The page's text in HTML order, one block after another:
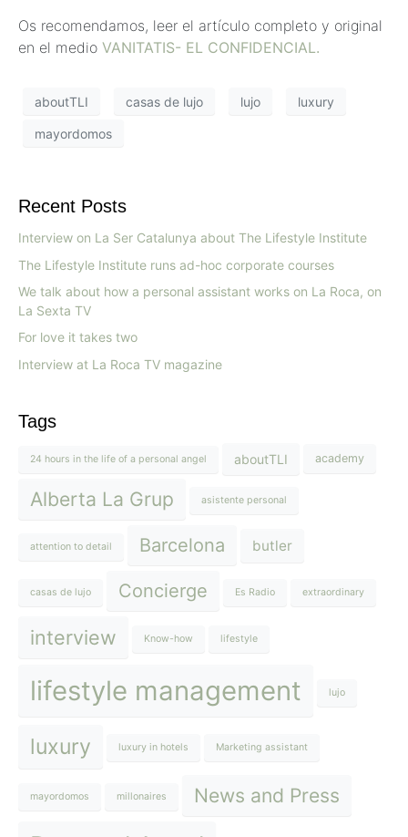
Os recomendamos, leer el artículo completo y original
en el medio VANITATIS- EL CONFIDENCIAL.
aboutTLI casas de lujo lujo luxury
mayordomos
Recent Posts
Interview on La Ser Catalunya about The Lifestyle Institute
The Lifestyle Institute runs ad-hoc corporate courses
We talk about how a personal assistant works on La Roca, on
La Sexta TV
For love it takes two
Interview at La Roca TV magazine
Tags
24 hours in the life of a personal angel aboutTLI academy
Alberta La Grup asistente personal
attention to detail Barcelona butler
casas de lujo Concierge Es Radio extraordinary
interview Know-how lifestyle
lifestyle management lujo
luxury luxury in hotels Marketing assistant
mayordomos millonaires News and Press